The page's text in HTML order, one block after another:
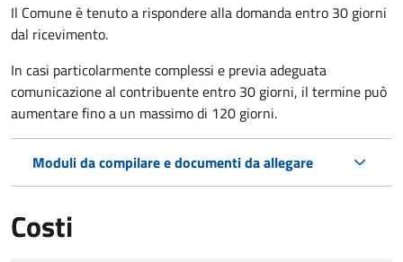
Il Comune è tenuto a rispondere alla domanda entro 30 giorni
dal ricevimento.
In casi particolarmente complessi e previa adeguata
comunicazione al contribuente entro 30 giorni, il termine può
aumentare fino a un massimo di 120 giorni.
Moduli da compilare e documenti da allegare
Costi